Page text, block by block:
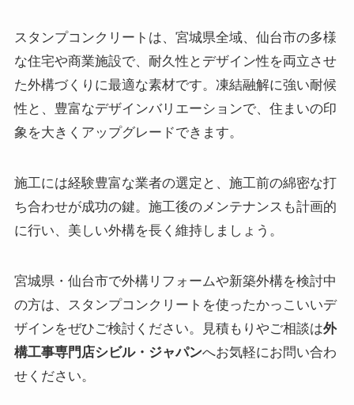
スタンプコンクリートは、宮城県全域、仙台市の多様
な住宅や商業施設で、耐久性とデザイン性を両立させ
た外構づくりに最適な素材です。凍結融解に強い耐候
性と、豊富なデザインバリエーションで、住まいの印
象を大きくアップグレードできます。
施工には経験豊富な業者の選定と、施工前の綿密な打
ち合わせが成功の鍵。施工後のメンテナンスも計画的
に行い、美しい外構を長く維持しましょう。
宮城県・仙台市で外構リフォームや新築外構を検討中
の方は、スタンプコンクリートを使ったかっこいいデ
ザインをぜひご検討ください。見積もりやご相談は外
構工事専門店シビル・ジャパンへお気軽にお問い合わ
せください。